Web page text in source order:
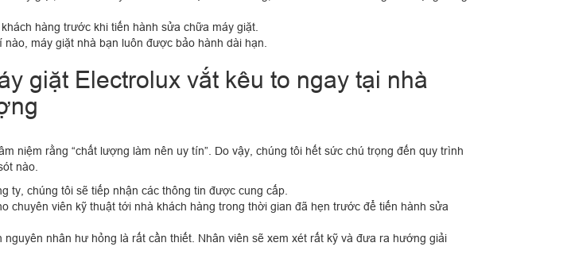
hàng trước khi tiến hành sửa chữa máy giặt.
máy giặt nhà bạn luôn được bảo hành dài hạn.
giặt Electrolux vắt kêu to ngay tại nhà
niệm rằng “chất lượng làm nên uy tín”. Do vậy, chúng tôi hết sức chú trọng đến quy trình
nào.
ty, chúng tôi sẽ tiếp nhận các thông tin được cung cấp.
chuyên viên kỹ thuật tới nhà khách hàng trong thời gian đã hẹn trước để tiến hành sửa
nguyên nhân hư hỏng là rất cần thiết. Nhân viên sẽ xem xét rất kỹ và đưa ra hướng giải